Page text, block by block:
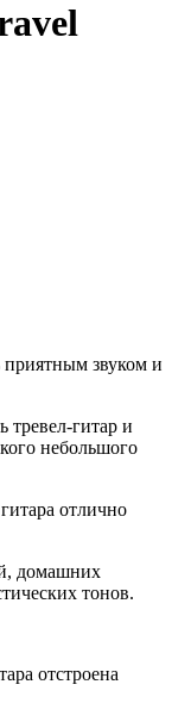
приятным звуком и
тревел-гитар и
небольшого
отлично
домашних
тонов.
отстроена